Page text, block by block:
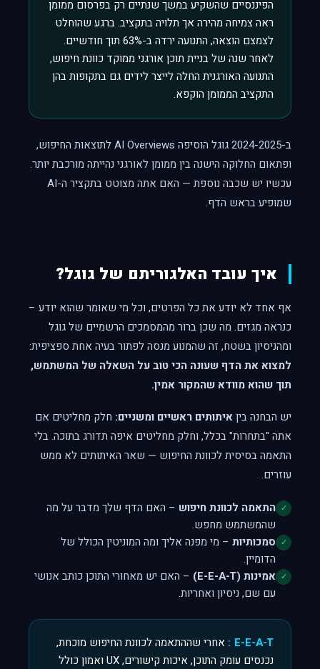
הפיננסיים שהשקיע במשך שנתיים רק בפרסום ממומן
ראה צמיחה מהירה אך תלויה בתקציב. ברגע שהוחלט
לצמצם הוצאה, התנועה ירדה ב-63% תוך חודשיים.
לאחר שנה של בניית תוכן אורגני ממוקד כוונת חיפוש,
התנועה האורגנית החלה לייצר לידים גם בתקופות בהן
התקציב הממומן הוקפא.
ב-2024-2025 גוגל הוסיפה AI Overviews לתוצאות החיפוש,
ופתאום החלוקה הישנה בין ממומן לאורגני נהייתה מורכבת יותר.
עכשיו יש שכבה נוספת — האם אתה מצוטט בתקציר ה-AI
שמופיע בראש הדף.
איך עובד האלגוריתם של גוגל?
אף אחד לא יודע את כל הפרטים, וכל מי שאומר שהוא יודע –
כנראה מגזים. מה שכן ברור מהמסמכים הרשמיים של גוגל
ומהניסיון בשטח, זה שהמנוע מנסה לפתור בעיה אחת ספציפית:
למצוא את הדף שעונה הכי טוב על השאלה של המשתמש,
תוך שהוא מוודא שהמקור אמין.
יש הבחנה ביןאיתותים ראשיים ומשניים: חלק מחליטים אם
אתה "בתחרות" בכלל, וחלק מחליטים איפה תדורג בתוכה. בלי
התאמה בסיסית לכוונת החיפוש — שאר האיתותים לא ממש
עוזרים.
✓ התאמה לכוונת חיפוש – האם הדף שלך מדבר על מה
שהמשתמש מחפש.
✓ סמכותיות – מי מפנה אליך ומה המוניטין הכולל של
הדומיין.
✓ אמינות (E-E-A-T)
– האם יש מאחורי התוכן כותב אנושי
עם שם, ניסיון ואחריות.
E-E-A-T:
אחרי שההתאמה לכוונת החיפוש מוכחת,
נכנסים עומק התוכן, איכות קישורים, UX ואמון כולל